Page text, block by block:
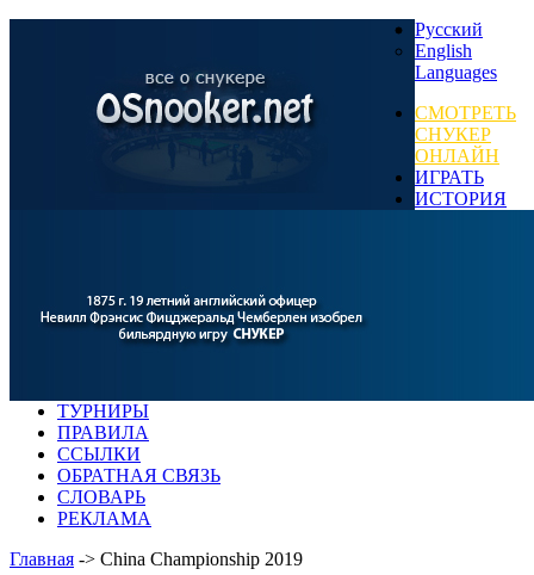
Русский
English
Languages
СМОТРЕТЬ
СНУКЕР
ОНЛАЙН
ИГРАТЬ
ИСТОРИЯ
ТУРНИРЫ
ПРАВИЛА
ССЫЛКИ
ОБРАТНАЯ СВЯЗЬ
СЛОВАРЬ
РЕКЛАМА
Главная -> China Championship 2019